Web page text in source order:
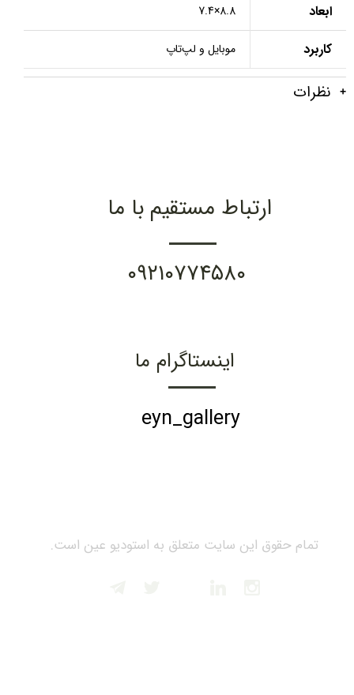
ابعاد 8.8×7.4
کاربرد موبایل و لپ‌تاپ
نظرات
تمام حقوق این سایت متعلق به استودیو عین است.
ارتباط مستقیم با ما
۰۹۲۱۰۷۷۴۵۸۰
اینستاگرام ما
eyn_gallery